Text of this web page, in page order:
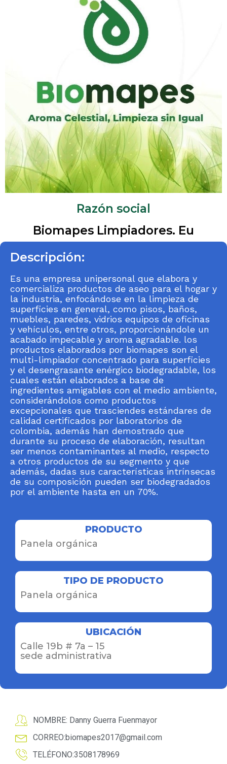
Razón social
Biomapes Limpiadores. Eu
Descripción:
Es una empresa unipersonal que elabora y
comercializa productos de aseo para el hogar y
la industria, enfocándose en la limpieza de
superficies en general, como pisos, baños,
muebles, paredes, vidrios equipos de oficinas
y vehículos, entre otros, proporcionándole un
acabado impecable y aroma agradable. los
productos elaborados por biomapes son el
multi-limpiador concentrado para superficies
y el desengrasante enérgico biodegradable, los
cuales están elaborados a base de
ingredientes amigables con el medio ambiente,
considerándolos como productos
excepcionales que trasciendes estándares de
calidad certificados por laboratorios de
colombia, además han demostrado que
durante su proceso de elaboración, resultan
ser menos contaminantes al medio, respecto
a otros productos de su segmento y que
además, dadas sus características intrínsecas
de su composición pueden ser biodegradados
por el ambiente hasta en un 70%.
PRODUCTO
Panela orgánica
TIPO DE PRODUCTO
Panela orgánica
UBICACIÓN
Calle 19b # 7a – 15
sede administrativa
NOMBRE: Danny Guerra Fuenmayor
CORREO:biomapes2017@gmail.com
TELÉFONO:3508178969